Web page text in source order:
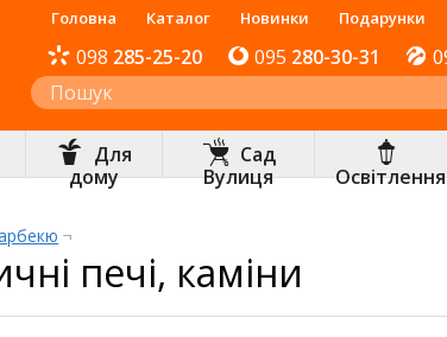
098 285-25-20 095 280-30-31
Головна Каталог Новинки Подарунки
Для
дому
Сад
Вулиця
Освітлення
¬
печі, каміни